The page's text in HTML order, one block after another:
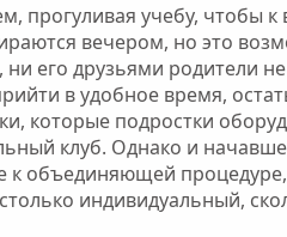
прогуливая учебу, чтобы
вечером, но это
его друзьями родители
в удобное время,
которые подростки
клуб. Однако и
к объединяющей
индивидуальный,